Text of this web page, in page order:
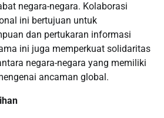
negara-negara. Kolaborasi
ini bertujuan untuk
dan pertukaran informasi
ini juga memperkuat solidaritas
negara-negara yang memiliki
ancaman global.